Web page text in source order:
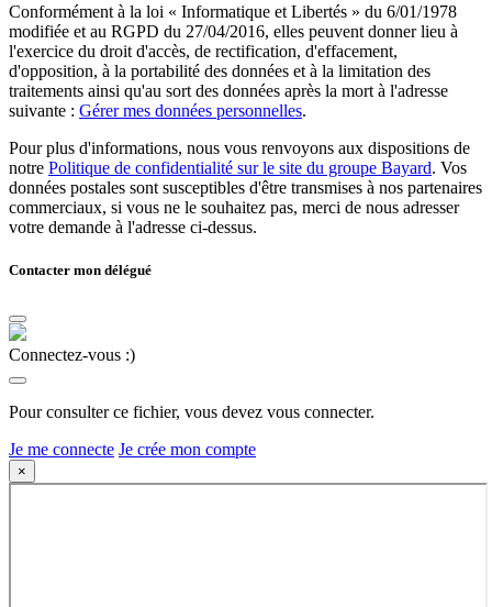
Conformément à la loi « Informatique et Libertés » du 6/01/1978
modifiée et au RGPD du 27/04/2016, elles peuvent donner lieu à
l'exercice du droit d'accès, de rectification, d'effacement,
d'opposition, à la portabilité des données et à la limitation des
traitements ainsi qu'au sort des données après la mort à l'adresse
suivante : Gérer mes données personnelles.
Pour plus d'informations, nous vous renvoyons aux dispositions de
notre Politique de confidentialité sur le site du groupe Bayard. Vos
données postales sont susceptibles d'être transmises à nos partenaires
commerciaux, si vous ne le souhaitez pas, merci de nous adresser
votre demande à l'adresse ci-dessus.
Contacter mon délégué
Connectez-vous :)
Pour consulter ce fichier, vous devez vous connecter.
Je me connecte Je crée mon compte
×